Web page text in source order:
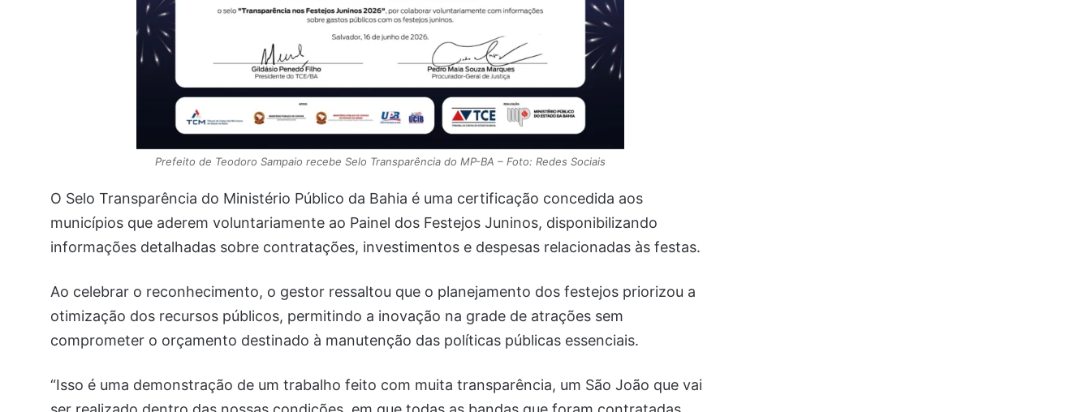
Prefeito de Teodoro Sampaio recebe Selo Transparência do MP-BA – Foto: Redes Sociais
O Selo Transparência do Ministério Público da Bahia é uma certificação concedida aos
municípios que aderem voluntariamente ao Painel dos Festejos Juninos, disponibilizando
informações detalhadas sobre contratações, investimentos e despesas relacionadas às festas.
Ao celebrar o reconhecimento, o gestor ressaltou que o planejamento dos festejos priorizou a
otimização dos recursos públicos, permitindo a inovação na grade de atrações sem
comprometer o orçamento destinado à manutenção das políticas públicas essenciais.
“Isso é uma demonstração de um trabalho feito com muita transparência, um São João que vai